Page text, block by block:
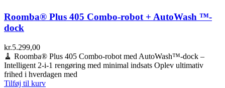
Roomba® Plus 405 Combo-robot + AutoWash ™-
dock
kr.5.299,00
🧹 Roomba® Plus 405 Combo-robot med AutoWash™-dock –
Intelligent 2-i-1 rengøring med minimal indsats Oplev ultimativ
frihed i hverdagen med
Tilføj til kurv